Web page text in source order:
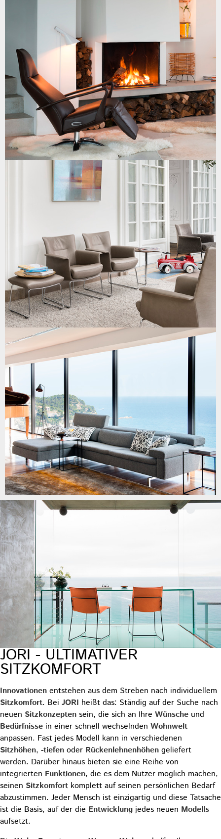
JORI - ULTIMATIVER
SITZKOMFORT
Innovationen entstehen aus dem Streben nach individuellem
Sitzkomfort. Bei JORI heißt das: Ständig auf der Suche nach
neuen Sitzkonzepten sein, die sich an Ihre Wünsche und
Bedürfnisse in einer schnell wechselnden Wohnwelt
anpassen. Fast jedes Modell kann in verschiedenen
Sitzhöhen, -tiefen oder Rückenlehnenhöhen geliefert
werden. Darüber hinaus bieten sie eine Reihe von
integrierten Funktionen, die es dem Nutzer möglich machen,
seinen Sitzkomfort komplett auf seinen persönlichen Bedarf
abzustimmen. Jeder Mensch ist einzigartig und diese Tatsache
ist die Basis, auf der die Entwicklung jedes neuen Modells
aufsetzt.